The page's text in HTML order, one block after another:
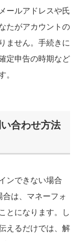
ールアドレスや氏
たがアカウントの
ません。手続きに
定申告の時期など
。
合わせ方法
ンできない場合
は、マネーフォ
とになります。し
えるだけでは、解